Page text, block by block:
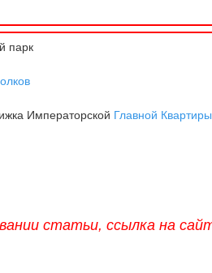
парк
Императорской Главной Квартиры
статьи, ссылка на